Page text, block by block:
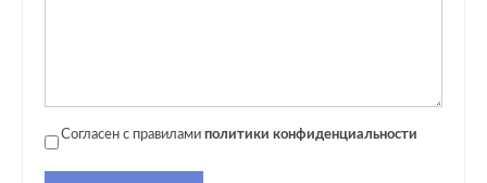
Согласен с правилами политики конфиденциальности